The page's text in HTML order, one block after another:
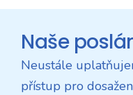
Naše
Neustále
přístup pro